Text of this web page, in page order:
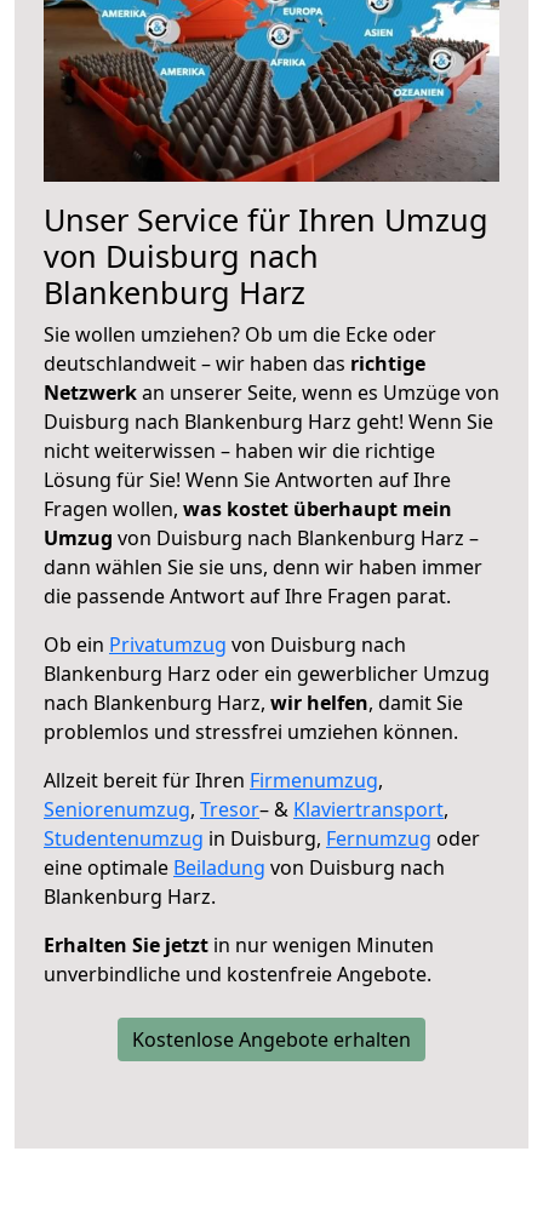
Unser Service für Ihren Umzug
von Duisburg nach
Blankenburg Harz
Sie wollen umziehen? Ob um die Ecke oder
deutschlandweit – wir haben das richtige
Netzwerkan unserer Seite, wenn es Umzüge von
Duisburg nach Blankenburg Harz geht! Wenn Sie
nicht weiterwissen – haben wir die richtige
Lösung für Sie! Wenn Sie Antworten auf Ihre
Fragen wollen, was kostet überhaupt mein
Umzug von Duisburg nach Blankenburg Harz –
dann wählen Sie sie uns, denn wir haben immer
die passende Antwort auf Ihre Fragen parat.
Ob ein Privatumzug von Duisburg nach
Blankenburg Harz oder ein gewerblicher Umzug
nach Blankenburg Harz, wir helfen, damit Sie
problemlos und stressfrei umziehen können.
Allzeit bereit für Ihren Firmenumzug,
Seniorenumzug, Tresor– & Klaviertransport,
Studentenumzug in Duisburg, Fernumzug oder
eine optimale Beiladung von Duisburg nach
Blankenburg Harz.
Erhalten Sie jetzt in nur wenigen Minuten
unverbindliche und kostenfreie Angebote.
Kostenlose Angebote erhalten